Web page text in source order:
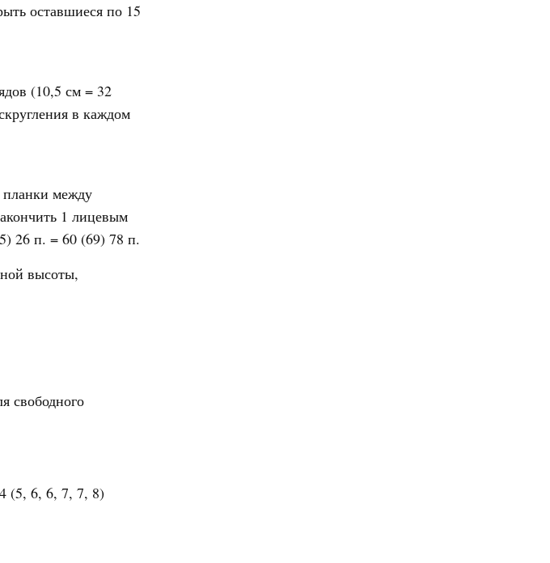
оставшиеся по 15
(10,5 см = 32
в каждом
планки между
1 лицевым
26 п. = 60 (69) 78 п.
высоты,
свободного
(5, 6, 6, 7, 7, 8)